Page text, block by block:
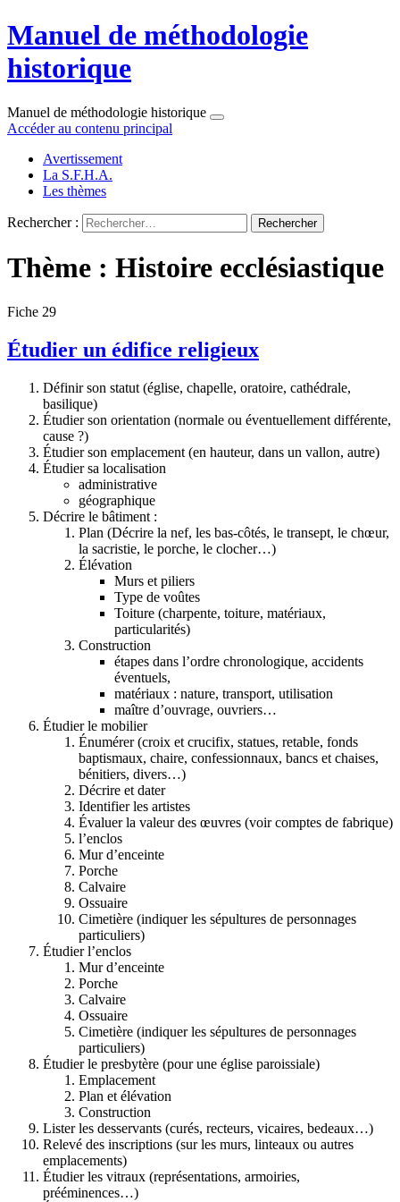
Manuel de méthodologie
historique
Manuel de méthodologie historique
Accéder au contenu principal
Avertissement
La S.F.H.A.
Les thèmes
Rechercher :
Thème : Histoire ecclésiastique
Fiche 29
Étudier un édifice religieux
Définir son statut (église, chapelle, oratoire, cathédrale,
basilique)
Étudier son orientation (normale ou éventuellement différente,
cause ?)
Étudier son emplacement (en hauteur, dans un vallon, autre)
Étudier sa localisation
administrative
géographique
Décrire le bâtiment :
Plan (Décrire la nef, les bas-côtés, le transept, le chœur,
la sacristie, le porche, le clocher…)
Élévation
Murs et piliers
Type de voûtes
Toiture (charpente, toiture, matériaux,
particularités)
Construction
étapes dans l’ordre chronologique, accidents
éventuels,
matériaux : nature, transport, utilisation
maître d’ouvrage, ouvriers…
Étudier le mobilier
Énumérer (croix et crucifix, statues, retable, fonds
baptismaux, chaire, confessionnaux, bancs et chaises,
bénitiers, divers…)
Décrire et dater
Identifier les artistes
Évaluer la valeur des œuvres (voir comptes de fabrique)
l’enclos
Mur d’enceinte
Porche
Calvaire
Ossuaire
Cimetière (indiquer les sépultures de personnages
particuliers)
Étudier l’enclos
Mur d’enceinte
Porche
Calvaire
Ossuaire
Cimetière (indiquer les sépultures de personnages
particuliers)
Étudier le presbytère (pour une église paroissiale)
Emplacement
Plan et élévation
Construction
Lister les desservants (curés, recteurs, vicaires, bedeaux…)
Relevé des inscriptions (sur les murs, linteaux ou autres
emplacements)
Étudier les vitraux (représentations, armoiries,
prééminences…)